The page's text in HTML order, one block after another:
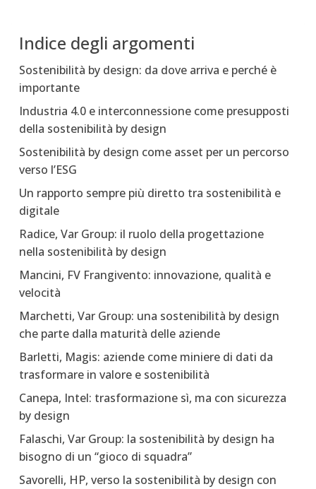
Indice degli argomenti
Sostenibilità by design: da dove arriva e perché è
importante
Industria 4.0 e interconnessione come presupposti
della sostenibilità by design
Sostenibilità by design come asset per un percorso
verso l’ESG
Un rapporto sempre più diretto tra sostenibilità e
digitale
Radice, Var Group: il ruolo della progettazione
nella sostenibilità by design
Mancini, FV Frangivento: innovazione, qualità e
velocità
Marchetti, Var Group: una sostenibilità by design
che parte dalla maturità delle aziende
Barletti, Magis: aziende come miniere di dati da
trasformare in valore e sostenibilità
Canepa, Intel: trasformazione sì, ma con sicurezza
by design
Falaschi, Var Group: la sostenibilità by design ha
bisogno di un “gioco di squadra”
Savorelli, HP, verso la sostenibilità by design con